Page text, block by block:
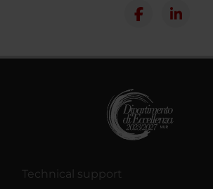
Technical support